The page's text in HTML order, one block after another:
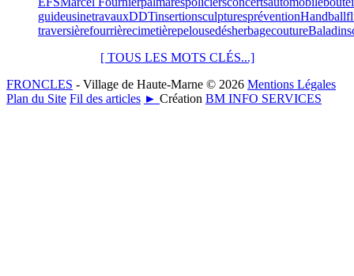
guideusinetravauxDDTinsertionsculpturespréventionHandball
traversièrefourrièrecimetièrepelousedésherbagecoutureBaladins
[ TOUS LES MOTS CLÉS...]
FRONCLES - Village de Haute-Marne © 2026 Mentions Légales
Plan du Site Fil des articles ► Création BM INFO SERVICES